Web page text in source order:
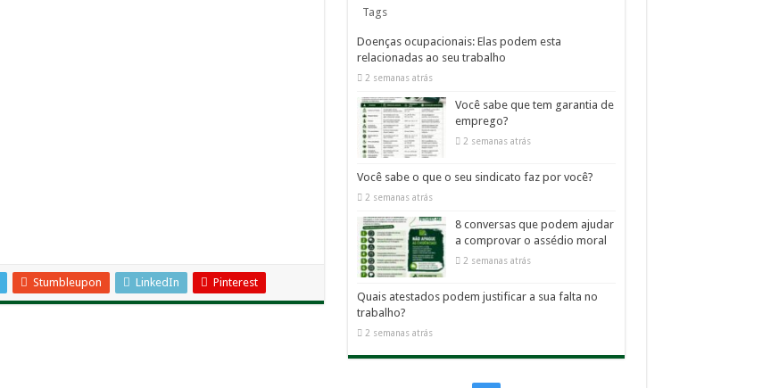
Stumbleupon LinkedIn Pinterest
Tags
Doenças ocupacionais: Elas podem esta
relacionadas ao seu trabalho
2 semanas atrás
Você sabe que tem garantia de
emprego?
2 semanas atrás
Você sabe o que o seu sindicato faz por você?
2 semanas atrás
8 conversas que podem ajudar
a comprovar o assédio moral
2 semanas atrás
Quais atestados podem justificar a sua falta no
trabalho?
2 semanas atrás